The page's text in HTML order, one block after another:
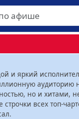
и яркий
аудиторию
но и хитами,
всех топ-